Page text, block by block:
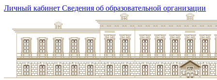
Личный кабинет Сведения об образовательной организации